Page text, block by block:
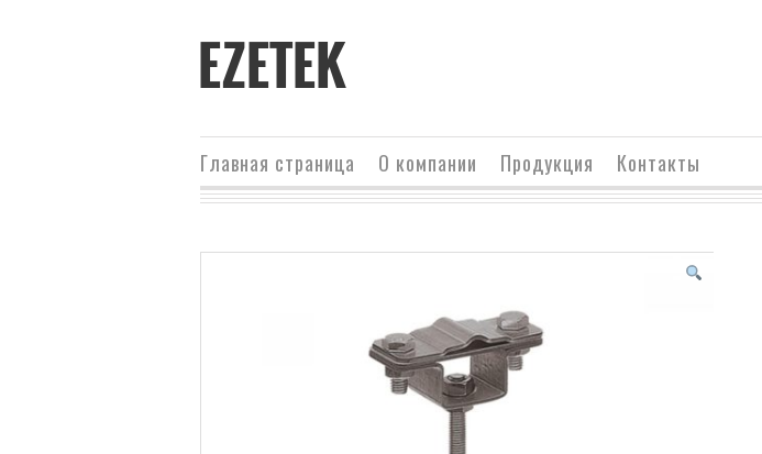
EZETEK
Главная страница О компании Продукция Контакты